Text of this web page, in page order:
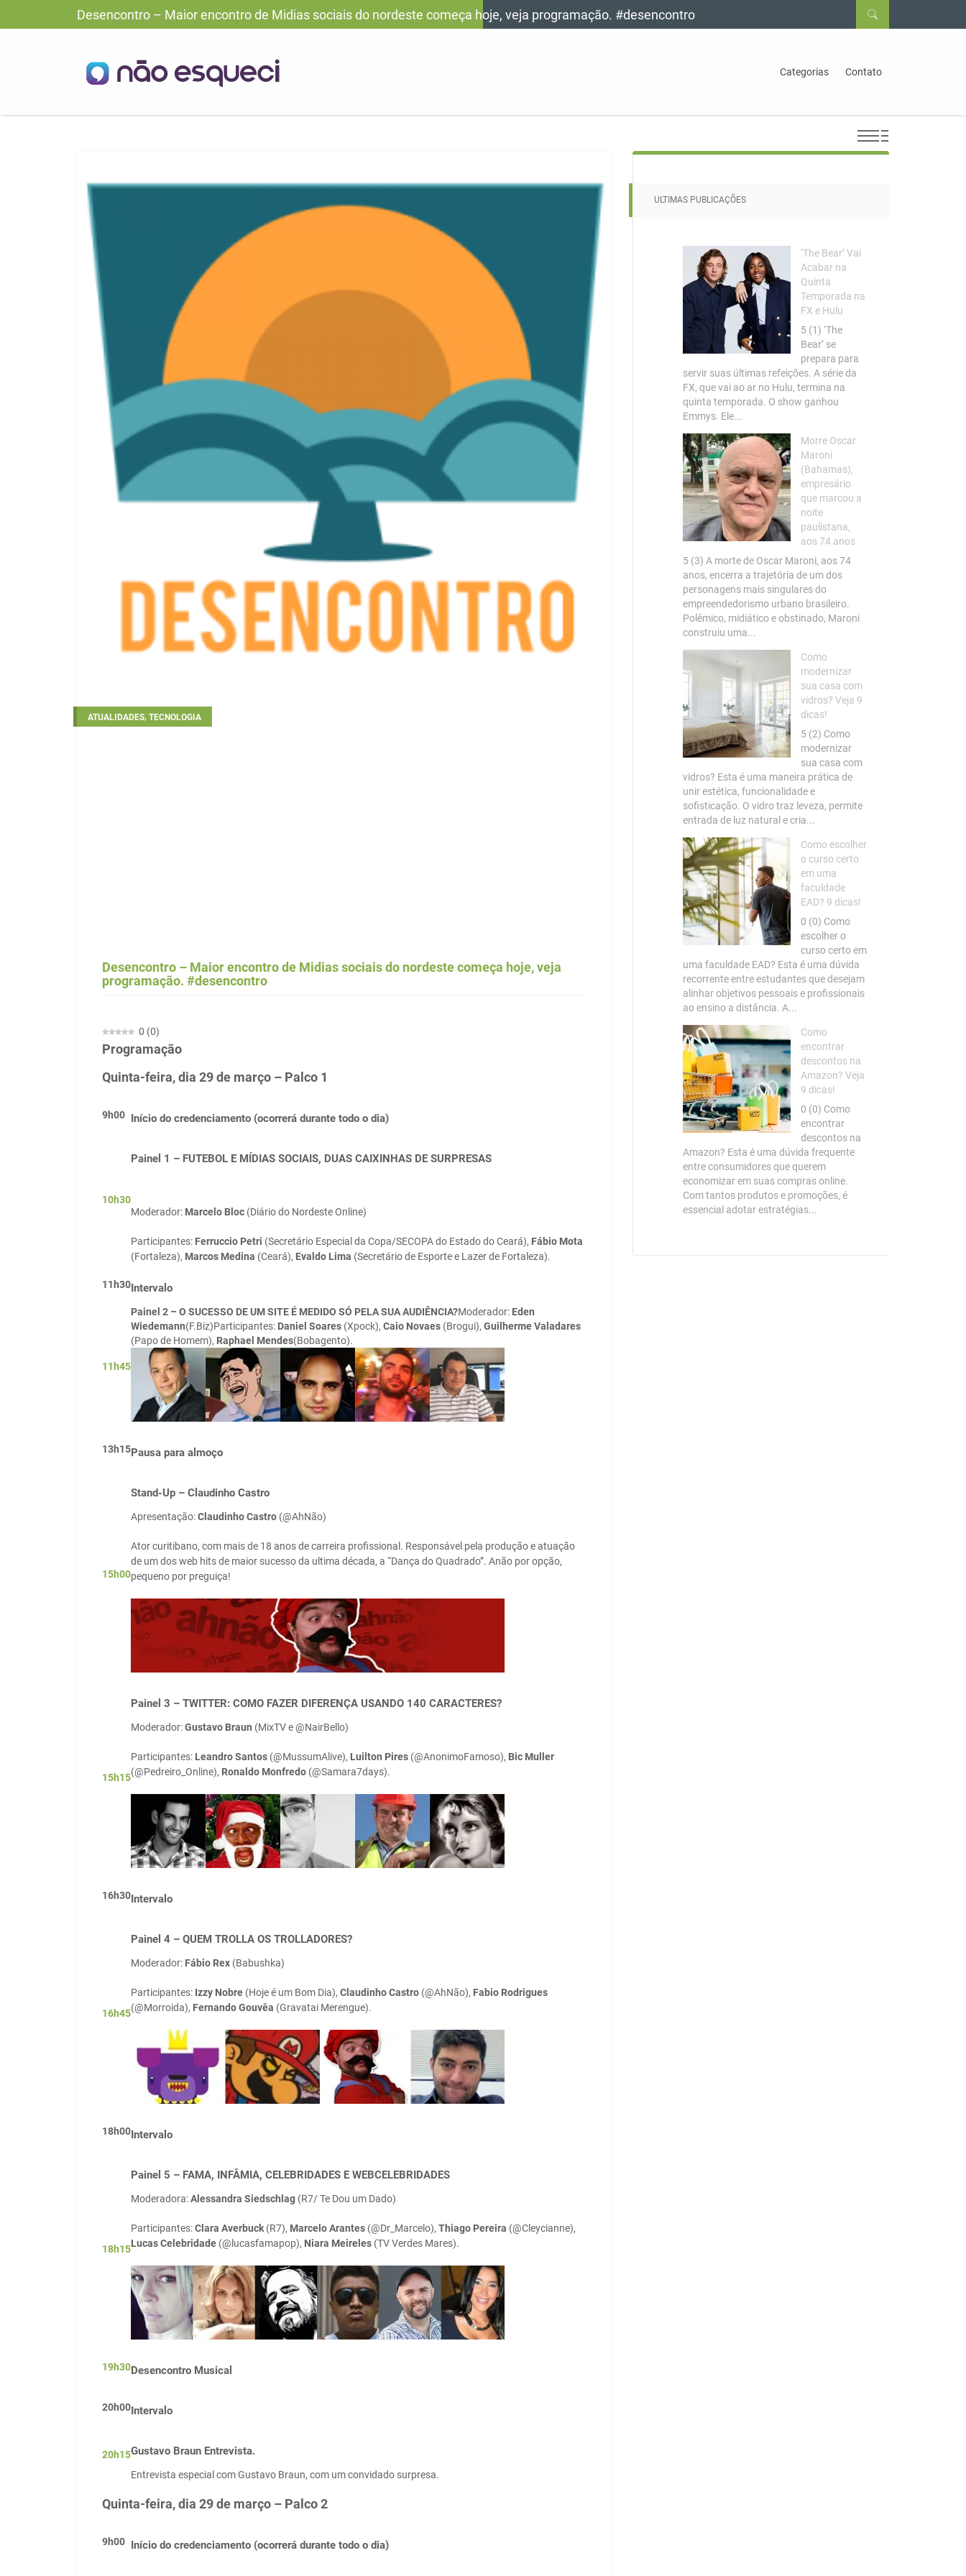
Desencontro – Maior encontro de Midias sociais do nordeste começa hoje, veja programação. #desencontro
Categorias Contato
ATUALIDADES, TECNOLOGIA
Desencontro – Maior encontro de Midias sociais do nordeste começa hoje, veja
programação. #desencontro
0 (0)
Programação
Quinta-feira, dia 29 de março – Palco 1
9h00 Início do credenciamento (ocorrerá durante todo o dia)
10h30
Painel 1 – FUTEBOL E MÍDIAS SOCIAIS, DUAS CAIXINHAS DE SURPRESAS
Moderador: Marcelo Bloc (Diário do Nordeste Online)
Participantes: Ferruccio Petri (Secretário Especial da Copa/SECOPA do Estado do Ceará), Fábio Mota
(Fortaleza), Marcos Medina (Ceará), Evaldo Lima (Secretário de Esporte e Lazer de Fortaleza).
11h30 Intervalo
11h45
Painel 2 – O SUCESSO DE UM SITE É MEDIDO SÓ PELA SUA AUDIÊNCIA?Moderador: Eden
Wiedemann(F.Biz)Participantes: Daniel Soares (Xpock), Caio Novaes (Brogui), Guilherme Valadares
(Papo de Homem), Raphael Mendes(Bobagento).
13h15Pausa para almoço
15h00
Stand-Up – Claudinho Castro
Apresentação:Claudinho Castro (@AhNão)
Ator curitibano, com mais de 18 anos de carreira profissional. Responsável pela produção e atuação
de um dos web hits de maior sucesso da ultima década, a “Dança do Quadrado”. Anão por opção,
pequeno por preguiça!
15h15
Painel 3 – TWITTER: COMO FAZER DIFERENÇA USANDO 140 CARACTERES?
Moderador:Gustavo Braun (MixTV e @NairBello)
Participantes: Leandro Santos (@MussumAlive), Luilton Pires (@AnonimoFamoso), Bic Muller
(@Pedreiro_Online), Ronaldo Monfredo (@Samara7days).
16h30 Intervalo
16h45
Painel 4 – QUEM TROLLA OS TROLLADORES?
Moderador: Fábio Rex (Babushka)
Participantes: Izzy Nobre (Hoje é um Bom Dia), Claudinho Castro (@AhNão), Fabio Rodrigues
(@Morroida), Fernando Gouvêa (Gravatai Merengue).
18h00 Intervalo
18h15
Painel 5 – FAMA, INFÂMIA, CELEBRIDADES E WEBCELEBRIDADES
Moderadora:Alessandra Siedschlag (R7/ Te Dou um Dado)
Participantes:Clara Averbuck(R7), Marcelo Arantes (@Dr_Marcelo), Thiago Pereira (@Cleycianne),
Lucas Celebridade (@lucasfamapop), Niara Meireles (TV Verdes Mares).
19h30Desencontro Musical
20h00 Intervalo
20h15Gustavo Braun Entrevista.
Entrevista especial com Gustavo Braun, com um convidado surpresa.
Quinta-feira, dia 29 de março – Palco 2
9h00 Início do credenciamento (ocorrerá durante todo o dia)
ULTIMAS PUBLICAÇÕES
‘The Bear’ Vai
Acabar na
Quinta
Temporada na
FX e Hulu
5 (1) ‘The
Bear’ se
prepara para
servir suas últimas refeições. A série da
FX, que vai ao ar no Hulu, termina na
quinta temporada. O show ganhou
Emmys. Ele...
Morre Oscar
Maroni
(Bahamas),
empresário
que marcou a
noite
paulistana,
aos 74 anos
5 (3) A morte de Oscar Maroni, aos 74
anos, encerra a trajetória de um dos
personagens mais singulares do
empreendedorismo urbano brasileiro.
Polêmico, midiático e obstinado, Maroni
construiu uma...
Como
modernizar
sua casa com
vidros? Veja 9
dicas!
5 (2) Como
modernizar
sua casa com
vidros? Esta é uma maneira prática de
unir estética, funcionalidade e
sofisticação. O vidro traz leveza, permite
entrada de luz natural e cria...
Como escolher
o curso certo
em uma
faculdade
EAD? 9 dicas!
0 (0) Como
escolher o
curso certo em
uma faculdade EAD? Esta é uma dúvida
recorrente entre estudantes que desejam
alinhar objetivos pessoais e profissionais
ao ensino a distância. A...
Como
encontrar
descontos na
Amazon? Veja
9 dicas!
0 (0) Como
encontrar
descontos na
Amazon? Esta é uma dúvida frequente
entre consumidores que querem
economizar em suas compras online.
Com tantos produtos e promoções, é
essencial adotar estratégias...